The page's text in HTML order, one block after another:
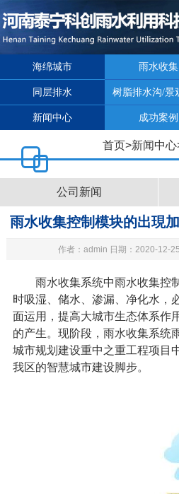
海绵城市 雨水收集
同层排水 树脂排水沟/景
新闻中心 成功案例
首页>新闻中心
公司新闻
雨水收集控制模块的出現
的基本
作者：admin 日期：2020-12-
雨水收集系统中雨水收集控
时吸湿、储水、渗漏、净化水，
面运用，提高大城市生态体系作
的产生。现阶段， 雨水收集系统
城市规划建设重中之重工程项目
我区的智慧城市建设脚步。